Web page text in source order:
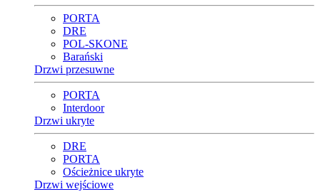
PORTA
DRE
POL-SKONE
Barański
Drzwi przesuwne
PORTA
Interdoor
Drzwi ukryte
DRE
PORTA
Ościeżnice ukryte
Drzwi wejściowe